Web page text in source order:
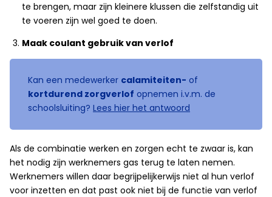
te brengen, maar zijn kleinere klussen die zelfstandig uit
te voeren zijn wel goed te doen.
Maak coulant gebruik van verlof
Kan een medewerker calamiteiten- of
kortdurend zorgverlof opnemen i.v.m. de
schoolsluiting? Lees hier het antwoord
Als de combinatie werken en zorgen echt te zwaar is, kan
het nodig zijn werknemers gas terug te laten nemen.
Werknemers willen daar begrijpelijkerwijs niet al hun verlof
voor inzetten en dat past ook niet bij de functie van verlof